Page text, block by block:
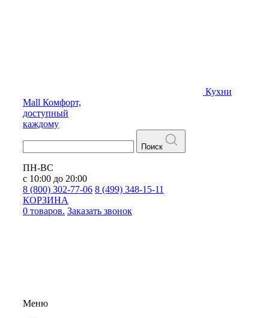
Кухни
Mall Комфорт,
доступный
каждому
Поиск
ПН-ВС
с 10:00 до 20:00
8 (800) 302-77-06 8 (499) 348-15-11
КОРЗИНА
0 товаров. Заказать звонок
Меню